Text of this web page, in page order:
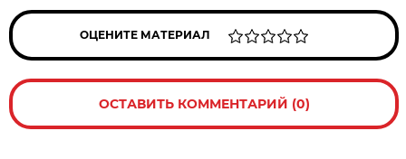
ОЦЕНИТЕ МАТЕРИАЛ
ОСТАВИТЬ КОММЕНТАРИЙ (0)